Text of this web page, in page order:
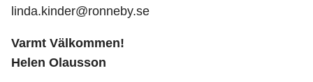
linda.kinder@ronneby.se
Varmt Välkommen!
Helen Olausson